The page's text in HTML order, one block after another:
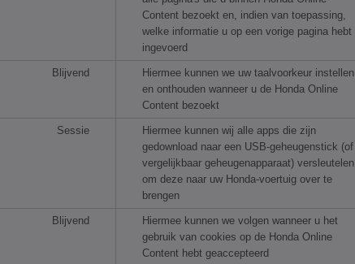
Content bezoekt en, indien van toepassing,
welke informatie u op een vorige pagina hebt
ingevoerd
Blijvend
Hiermee kunnen we uw taalvoorkeur instellen
en onthouden wanneer u de Honda Online
Content bezoekt
Sessie
Hiermee kunnen wij alle apps die zijn
gedownload naar een USB-geheugenstick (of
vergelijkbaar geheugenapparaat) versleutelen
om deze naar uw Honda-voertuig over te
brengen
Blijvend
Hiermee kunnen we volgen wanneer u het
gebruik van cookies op de Honda Online
Content hebt geaccepteerd